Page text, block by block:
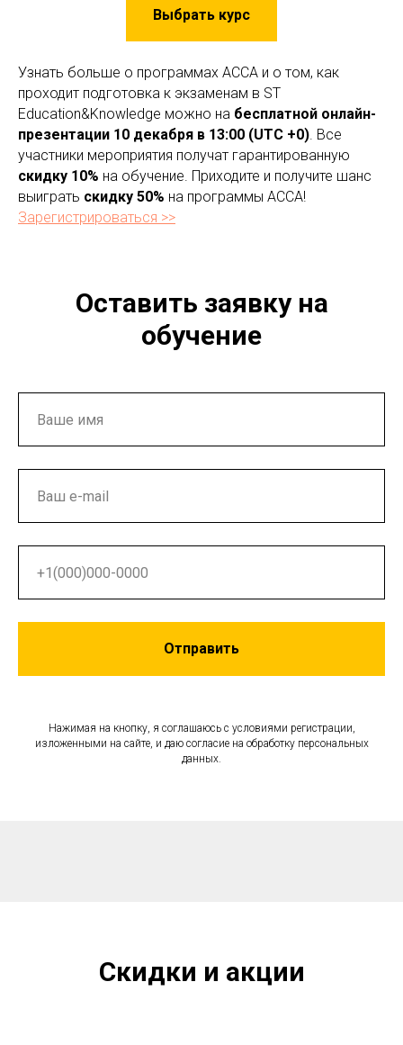
Выбрать курс
Узнать больше о программах ACCA и о том, как
проходит подготовка к экзаменам в ST
Education&Knowledge можно на бесплатной онлайн-
презентации 10 декабря в 13:00 (UTС +0). Все
участники мероприятия получат гарантированную
скидку 10% на обучение. Приходите и получите шанс
выиграть скидку 50% на программы ACCA!
Зарегистрироваться >>
Оставить заявку на
обучение
Отправить
Нажимая на кнопку, я соглашаюсь с условиями регистрации,
изложенными на сайте, и даю согласие на обработку персональных
данных.
Скидки и акции